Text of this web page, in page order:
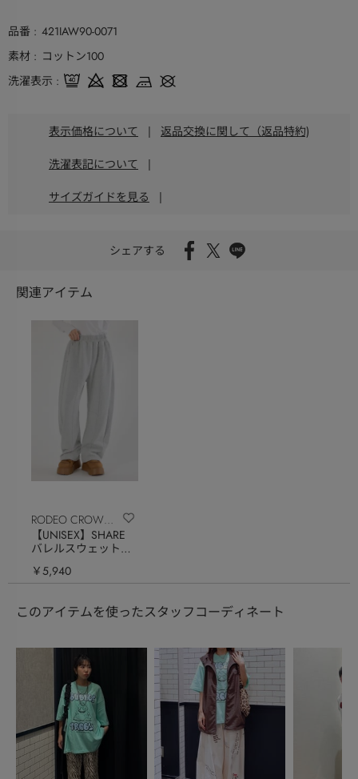
品番
421IAW90-0071
素材
コットン100
洗濯表示
表示価格について | 返品交換に関して（返品特約)
洗濯表記について |
サイズガイドを見る |
シェアする
関連アイテム
RODEO CROWNS
WIDE BOWL
【UNISEX】SHARE
バレルスウェットパ
￥5,940
このアイテムを使ったスタッフコーディネート